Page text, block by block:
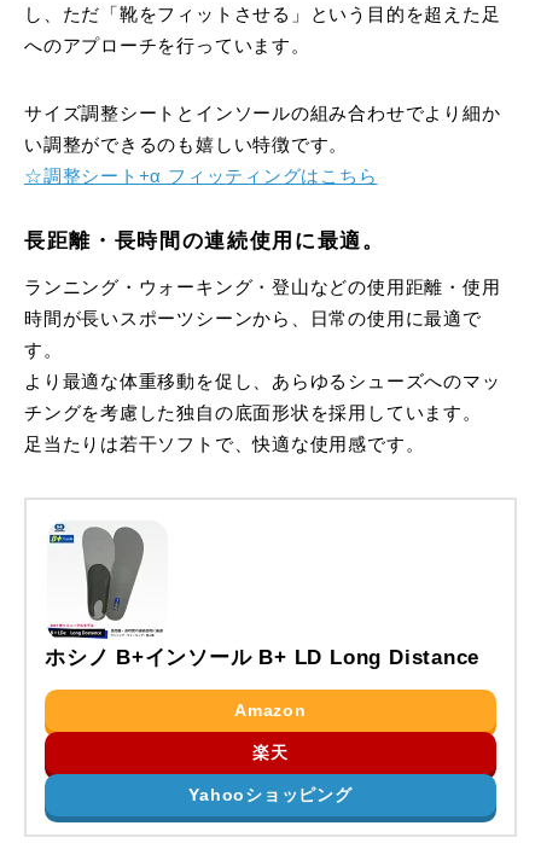
し、ただ「靴をフィットさせる」という目的を超えた足
へのアプローチを行っています。
サイズ調整シートとインソールの組み合わせでより細か
い調整ができるのも嬉しい特徴です。
☆調整シート+α フィッティングはこちら
長距離・長時間の連続使用に最適。
ランニング・ウォーキング・登山などの使用距離・使用
時間が長いスポーツシーンから、日常の使用に最適で
す。
より最適な体重移動を促し、あらゆるシューズへのマッ
チングを考慮した独自の底面形状を採用しています。
足当たりは若干ソフトで、快適な使用感です。
ホシノ B+インソール B+ LD Long Distance
Amazon
楽天
Yahooショッピング